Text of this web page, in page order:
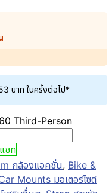
บาท ในครั้งต่อไป*
Third-Person
แชท
กล้องแอคชั่น, Bike &
Mounts มอเตอร์ไซต์